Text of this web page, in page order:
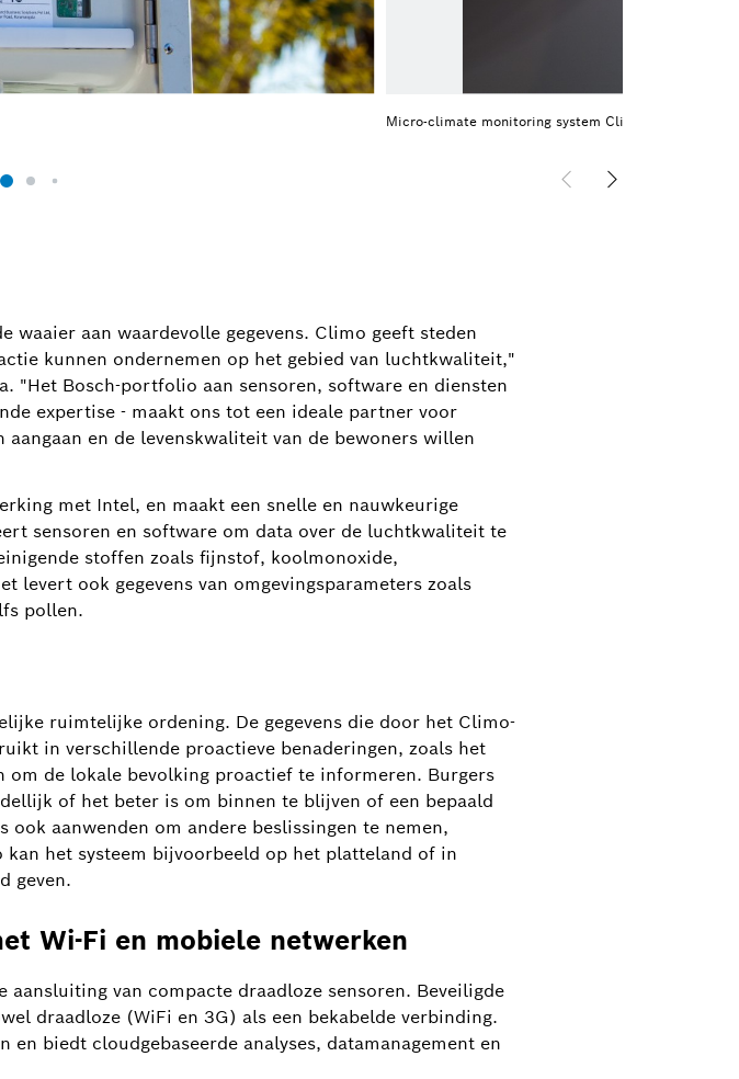
Micro-climate monitoring system Climo
informatie 1/4
manage air quality.
waaier aan waardevolle gegevens. Climo geeft steden
kunnen ondernemen op het gebied van luchtkwaliteit,"
"Het Bosch-portfolio aan sensoren, software en diensten
expertise - maakt ons tot een ideale partner voor
en de levenskwaliteit van de bewoners willen
met Intel, en maakt een snelle en nauwkeurige
sensoren en software om data over de luchtkwaliteit te
stoffen zoals fijnstof, koolmonoxide,
levert ook gegevens van omgevingsparameters zoals
pollen.
ruimtelijke ordening. De gegevens die door het Climo-
in verschillende proactieve benaderingen, zoals het
om de lokale bevolking proactief te informeren. Burgers
of het beter is om binnen te blijven of een bepaald
ook aanwenden om andere beslissingen te nemen,
het systeem bijvoorbeeld op het platteland of in
geven.
Wi-Fi en mobiele netwerken
van compacte draadloze sensoren. Beveiligde
draadloze (WiFi en 3G) als een bekabelde verbinding.
biedt cloudgebaseerde analyses, datamanagement en